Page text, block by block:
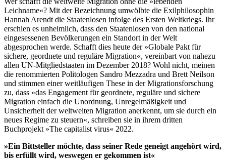
Leichname«? Mit der Bezeichnung umwölbte die Exilphilosophin
Hannah Arendt die Staatenlosen infolge des Ersten Weltkriegs. Ihr
erschien es unheimlich, dass den Staatenlosen von den national
eingesessenen Bevölkerungen ein Standort in der Welt
abgesprochen werde. Schafft dies heute der »Globale Pakt für
sichere, geordnete und reguläre Migration«, vereinbart von nahezu
allen UN-Mitgliedstaaten im Dezember 2018? Wohl nicht, meinen
die renommierten Politologen Sandro Mezzadra und Brett Neilson
und stimmen einer weitläufigen These in der Migrationsforschung
zu, dass »das Engagement für geordnete, reguläre und sichere
Migration einfach die Unordnung, Unregelmäßigkeit und
Unsicherheit der weltweiten Migration anerkennt, um sie durch ein
neues Regime zu steuern«, schreiben sie in ihrem dritten
Buchprojekt »The capitalist virus« 2022.
»Ein Bittsteller möchte, dass seiner Rede geneigt angehört wird,
bis erfüllt wird, weswegen er gekommen ist«